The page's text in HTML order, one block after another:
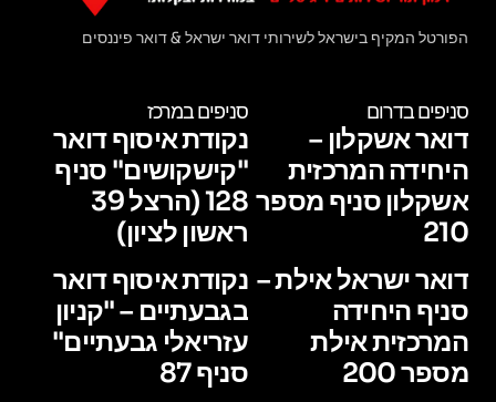
הפורטל המקיף בישראל לשירותי דואר ישראל & דואר פיננסים
סניפים בדרום
דואר אשקלון –
היחידה המרכזית
אשקלון סניף מספר
210
דואר ישראל אילת –
סניף היחידה
המרכזית אילת
מספר 200
סניפים במרכז
נקודת איסוף דואר
"קישקושים" סניף
128 (הרצל 39
ראשון לציון)
נקודת איסוף דואר
בגבעתיים – "קניון
עזריאלי גבעתיים"
סניף 87